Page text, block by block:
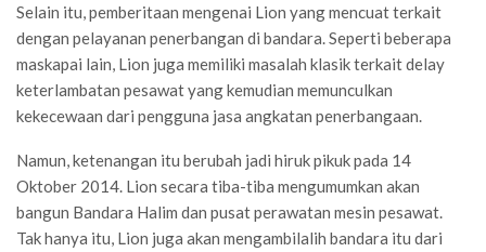
Selain itu, pemberitaan mengenai Lion yang mencuat terkait
dengan pelayanan penerbangan di bandara. Seperti beberapa
maskapai lain, Lion juga memiliki masalah klasik terkait delay
keterlambatan pesawat yang kemudian memunculkan
kekecewaan dari pengguna jasa angkatan penerbangaan.
Namun, ketenangan itu berubah jadi hiruk pikuk pada 14
Oktober 2014. Lion secara tiba-tiba mengumumkan akan
bangun Bandara Halim dan pusat perawatan mesin pesawat.
Tak hanya itu, Lion juga akan mengambilalih bandara itu dari